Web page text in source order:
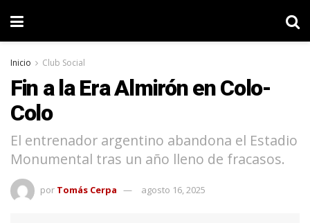
Inicio Club Social
Fin a la Era Almirón en Colo-
Colo
El entrenador argentino abandona el Estadio
Monumental tras un año lleno de fracasos.
por Tomás Cerpa agosto 16, 2025